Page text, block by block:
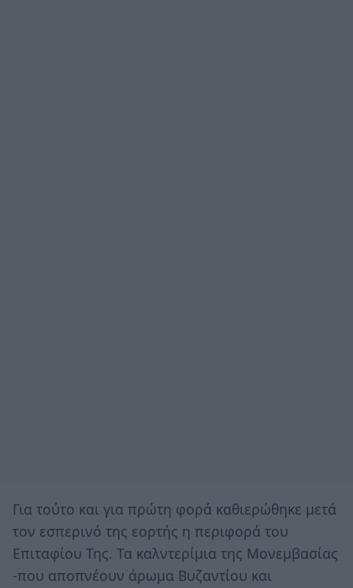
Για τούτο και για πρώτη φορά καθιερώθηκε μετά
τον εσπερινό της εορτής η περιφορά του
Επιταφίου Της. Τα καλντερίμια της Μονεμβασίας
-που αποπνέουν άρωμα Βυζαντίου και